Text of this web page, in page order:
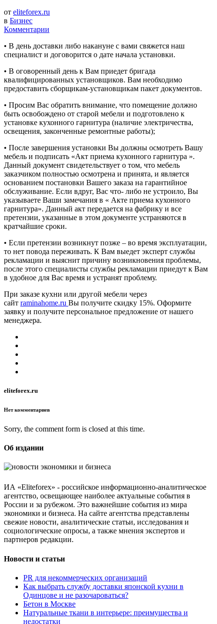
от eliteforex.ru
в Бизнес
Комментарии
• В день доставки либо накануне с вами свяжется наш
специалист и договорится о дате начала установки.
• В оговоренный день к Вам приедет бригада
квалифицированных установщиков. Вам необходимо
предоставить сборщикам-установщикам пакет документов.
• Просим Вас обратить внимание, что помещение должно
быть освобождено от старой мебели и подготовлено к
установке кухонного гарнитура (наличие электричества,
освещения, законченные ремонтные работы);
• После завершения установки Вы должны осмотреть Вашу
мебель и подписать «Акт приема кухонного гарнитура ».
Данный документ свидетельствует о том, что мебель
заказчиком полностью осмотрена и принята, и является
основанием постановки Вашего заказа на гарантийное
обслуживание. Если вдруг, Вас что- либо не устроило, Вы
указываете Ваши замечания в « Акте приема кухонного
гарнитура». Данный акт передается на фабрику и все
претензии, указанные в этом документе устраняются в
кратчайшие сроки.
• Если претензии возникнут позже – во время эксплуатации,
то нет повода переживать. К Вам выедет эксперт службы
рекламации и выяснит причину возникновения проблемы,
после этого специалисты службы рекламации приедут к Вам
в удобное для Вас время и устранят проблему.
При заказе кухни или другой мебели через
сайт raminahome.ru Вы получите скидку 15%. Оформите
заявку и получите персональное предложение от нашего
менеджера.
eliteforex.ru
Нет комментариев
Sorry, the comment form is closed at this time.
Об издании
ИА «Eliteforex» - российское информационно-аналитическое
агентство, освещающее наиболее актуальные события в
России и за рубежом. Это важнейшие события из мира
экономики и бизнеса. На сайте агентства представлены
свежие новости, аналитические статьи, исследования и
социологические опросы, а также мнения экспертов и
партнеров редакции.
Новости и статьи
PR для некоммерческих организаций
Как выбрать службу доставки японской кухни в
Одинцове и не разочароваться?
Бетон в Москве
Натуральные ткани в интерьере: преимущества и
недостатки